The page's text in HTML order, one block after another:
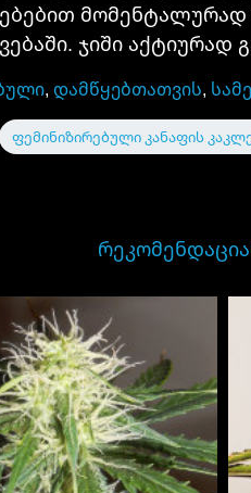
ჯიში
, დამწყებთათვის,
ფემინიზირებული კანაფის